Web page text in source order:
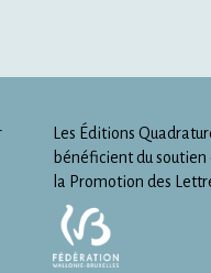
Les Éditions
bénéficient du soutien
la Promotion des